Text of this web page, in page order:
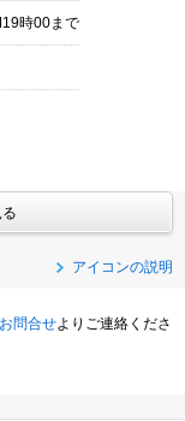
時00まで
アイコンの説明
問合せよりご連絡くださ